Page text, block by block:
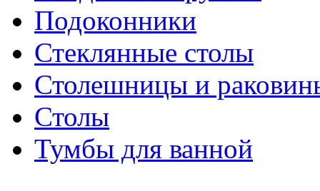
Подоконники
Стеклянные столы
Столешницы и
Столы
Тумбы для ванной